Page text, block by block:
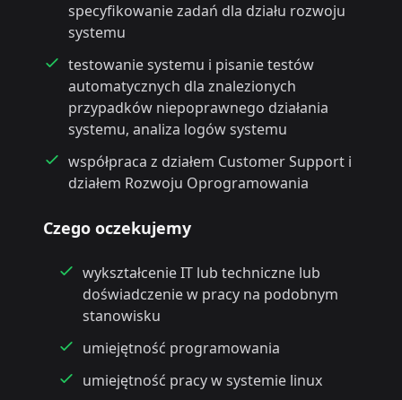
specyfikowanie zadań dla działu rozwoju
systemu
testowanie systemu i pisanie testów
automatycznych dla znalezionych
przypadków niepoprawnego działania
systemu, analiza logów systemu
współpraca z działem Customer Support i
działem Rozwoju Oprogramowania
Czego oczekujemy
wykształcenie IT lub techniczne lub
doświadczenie w pracy na podobnym
stanowisku
umiejętność programowania
umiejętność pracy w systemie linux